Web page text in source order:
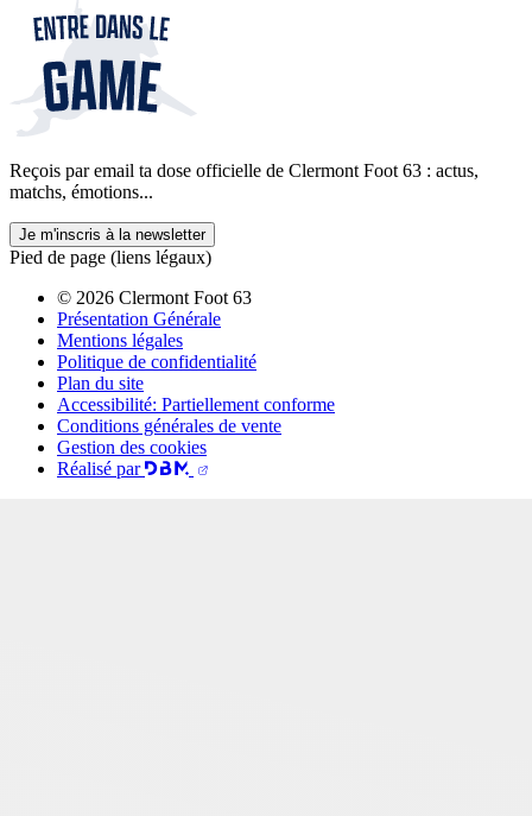
Reçois par email ta dose officielle de Clermont Foot 63 : actus,
matchs, émotions...
Je m'inscris à la newsletter
Pied de page (liens légaux)
© 2026 Clermont Foot 63
Présentation Générale
Mentions légales
Politique de confidentialité
Plan du site
Accessibilité: Partiellement conforme
Conditions générales de vente
Gestion des cookies
Réalisé par